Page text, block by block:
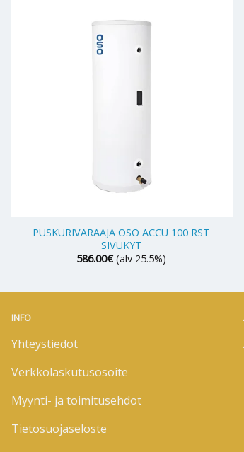
PUSKURIVARAAJA OSO ACCU 100 RST
SIVUKYT
586.00€ (alv 25.5%)
INFO
Yhteystiedot
Verkkolaskutusosoite
Myynti- ja toimitusehdot
Tietosuojaseloste